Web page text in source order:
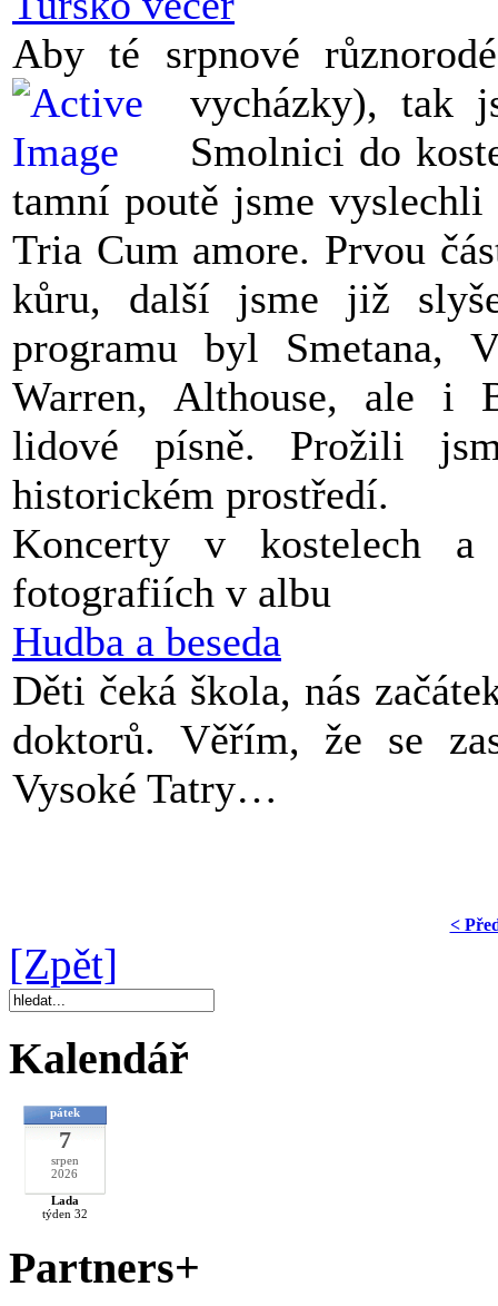
Aby té srpnové
vycházky), tak
Smolnici do
tamní poutě jsme
Tria Cum amore. Prvou
kůru, další jsme již
programu byl Smetana,
Warren, Althouse, ale i
lidové písně. Prožili
historickém prostředí.
Koncerty v kostelech
fotografiích v albu
Hudba a beseda
Děti čeká škola, nás
doktorů. Věřím, že se
Vysoké Tatry…
<
[Zpět]
Kalendář
pátek
7
srpen
2026
Lada
týden 32
Partners+